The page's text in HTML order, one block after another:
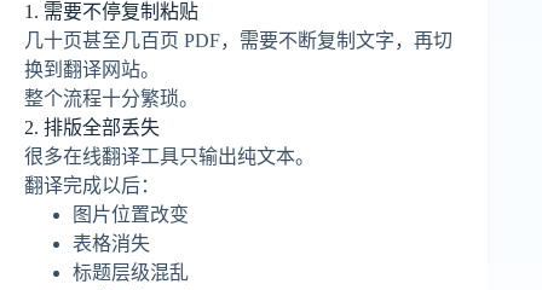
1. 需要不停复制粘贴
几十页甚至几百页 PDF，需要不断复制文字，再切
换到翻译网站。
整个流程十分繁琐。
2. 排版全部丢失
很多在线翻译工具只输出纯文本。
翻译完成以后：
图片位置改变
表格消失
标题层级混乱